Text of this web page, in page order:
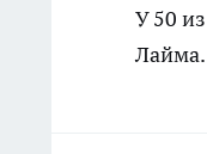
У 50
Лайма.